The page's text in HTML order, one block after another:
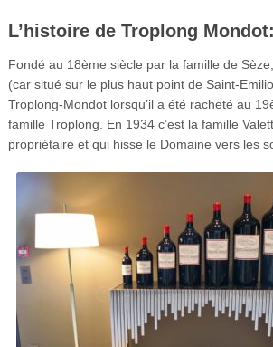
L’histoire de Troplong Mondot:
Fondé au 18ème siècle par la famille de
(car situé sur le plus haut point de Saint-
Troplong-Mondot lorsqu’il a été racheté au
famille Troplong. En 1934 c’est la famille
propriétaire et qui hisse le Domaine vers les